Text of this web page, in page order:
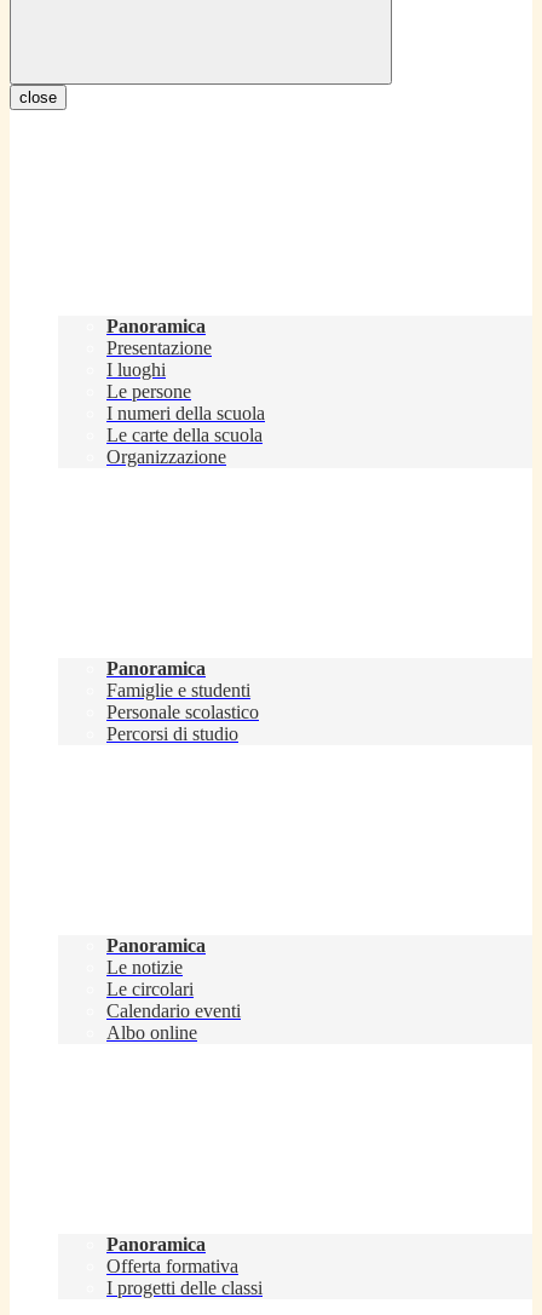
close
Panoramica
Presentazione
I luoghi
Le persone
I numeri della scuola
Le carte della scuola
Organizzazione
Panoramica
Famiglie e studenti
Personale scolastico
Percorsi di studio
Panoramica
Le notizie
Le circolari
Calendario eventi
Albo online
Panoramica
Offerta formativa
I progetti delle classi